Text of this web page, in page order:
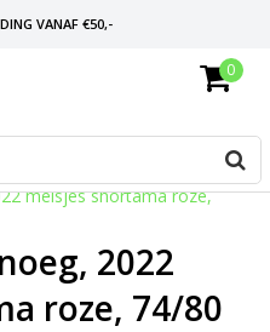
VANAF €50,-
30 DAGEN BEDENKTIJD
0
meisjes shortama roze,
2022
roze, 74/80